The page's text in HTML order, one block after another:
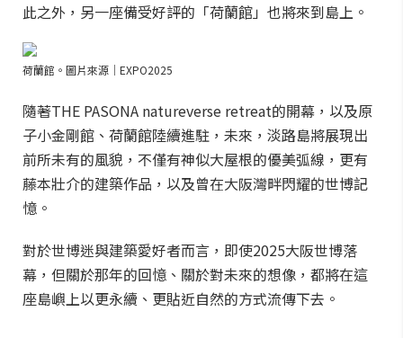
此之外，另一座備受好評的「荷蘭館」也將來到島上。
荷蘭館。圖片來源｜EXPO2025
隨著THE PASONA natureverse retreat的開幕，以及原
子小金剛館、荷蘭館陸續進駐，未來，淡路島將展現出
前所未有的風貌，不僅有神似大屋根的優美弧線，更有
藤本壯介的建築作品，以及曾在大阪灣畔閃耀的世博記
憶。
對於世博迷與建築愛好者而言，即使2025大阪世博落
幕，但關於那年的回憶、關於對未來的想像，都將在這
座島嶼上以更永續、更貼近自然的方式流傳下去。